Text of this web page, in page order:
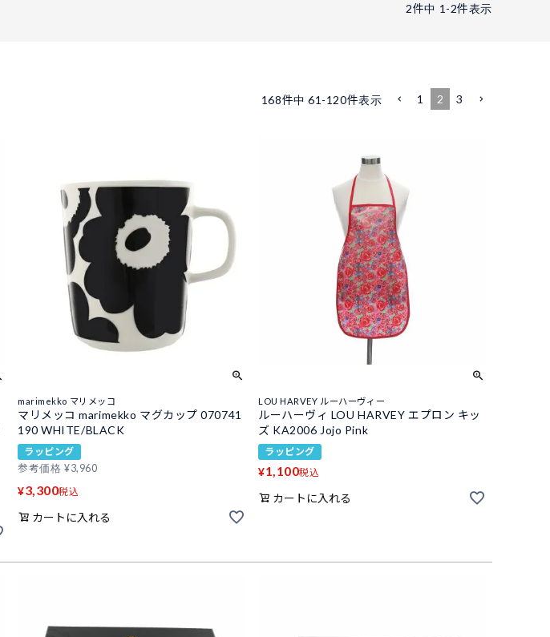
2件中 1 -2件表示
168件中 61 -120件表示 1 2 3
marimekko マリメッコ
マリメッコ marimekko マグカップ 070741
190 WHITE/BLACK
ラッピング
参考価格 ¥3,960
¥3,300税込
カートに入れる
LOU HARVEY ルーハーヴィー
ルーハーヴィ LOU HARVEY エプロン キッ
ズ KA2006 Jojo Pink
ラッピング
¥1,100税込
カートに入れる